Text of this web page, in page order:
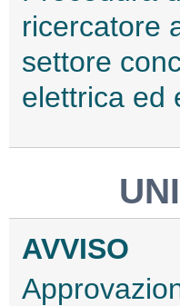
ricercatore
settore
elettrica ed
AVVISO